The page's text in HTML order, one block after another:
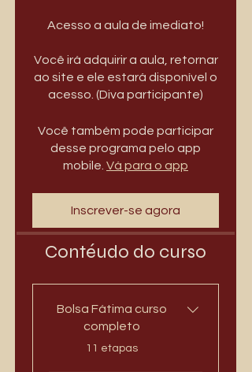
Acesso a aula de imediato!
Você irá adquirir a aula, retornar
ao site e ele estará disponível o
acesso. (Diva participante)
Você também pode participar
desse programa pelo app
mobile. Vá para o app
Inscrever-se agora
Contéudo do curso
Bolsa Fátima curso
completo
.
11 etapas